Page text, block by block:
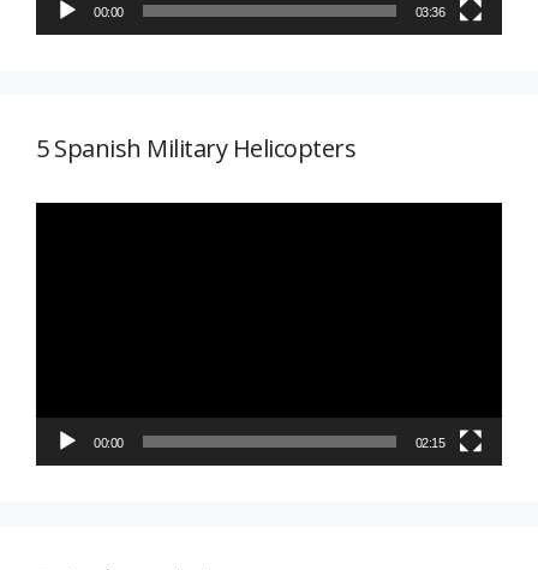
00:00 03:36
5 Spanish Military Helicopters
00:00 02:15